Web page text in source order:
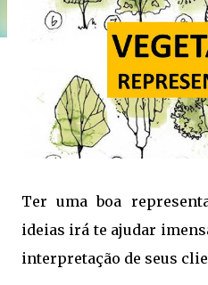
Ter uma boa
ideias irá te ajudar
interpretação de seus